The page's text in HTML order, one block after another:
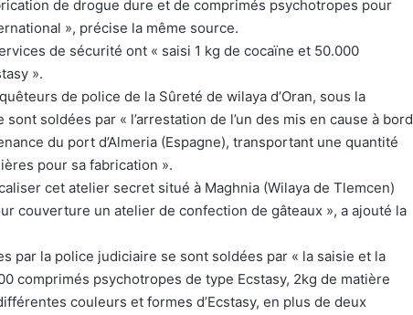
de drogue dure et de comprimés psychotropes pour
», précise la même source.
de sécurité ont « saisi 1 kg de cocaïne et 50.000
».
de police de la Sûreté de wilaya d’Oran, sous la
soldées par « l’arrestation de l’un des mis en cause à bord
du port d’Almeria (Espagne), transportant une quantité
pour sa fabrication ».
cet atelier secret situé à Maghnia (Wilaya de Tlemcen)
couverture un atelier de confection de gâteaux », a ajouté la
par la police judiciaire se sont soldées par « la saisie et la
comprimés psychotropes de type Ecstasy, 2kg de matière
couleurs et formes d’Ecstasy, en plus de deux
La FAF officialise le départ de Vladimir
Petković
Petković bientôt sur le banc de
l’Arabie saoudite ?